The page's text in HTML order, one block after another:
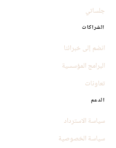
جلساتي
الشراكات
انضم إلى خبرائنا
البرامج المؤسسية
تعاونات
الدعم
سياسة الاسترداد
سياسة الخصوصية